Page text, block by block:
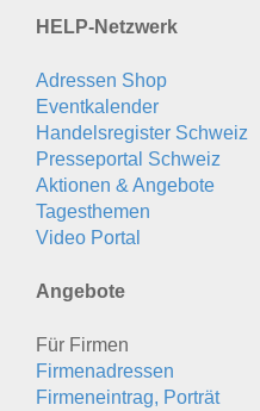
HELP-Netzwerk
Adressen Shop
Eventkalender
Handelsregister Schweiz
Presseportal Schweiz
Aktionen & Angebote
Tagesthemen
Video Portal
Angebote
Für Firmen
Firmenadressen
Firmeneintrag, Porträt